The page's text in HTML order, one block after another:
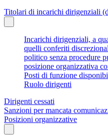
Titolari di incarichi dirigenziali
Incarichi dirigenziali, a
quelli conferiti
politico senza procedure
posizione organizzativa
Posti di funzione
Ruolo dirigenti
Dirigenti cessati
Sanzioni per mancata
Posizioni organizzative